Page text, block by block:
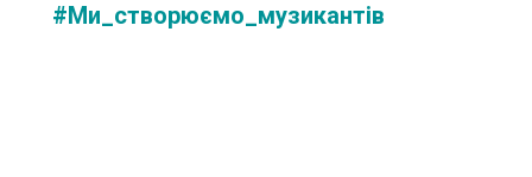
#Ми_створюємо_музикантів